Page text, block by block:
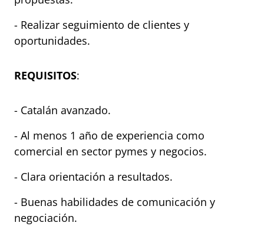
- Realizar seguimiento de clientes y
oportunidades.
REQUISITOS:
- Catalán avanzado.
- Al menos 1 año de experiencia como
comercial en sector pymes y negocios.
- Clara orientación a resultados.
- Buenas habilidades de comunicación y
negociación.